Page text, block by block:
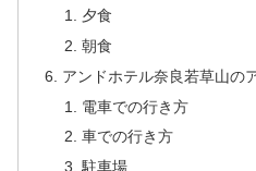
夕食
朝食
アンドホテル奈良若草山の
電車での行き方
車での行き方
駐車場